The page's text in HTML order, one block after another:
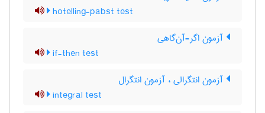
hotelling-pabst test
آزمون اگر-آن‌گاهی
if-then test
آزمون انتگرالی ، آزمون انتگرال
integral test